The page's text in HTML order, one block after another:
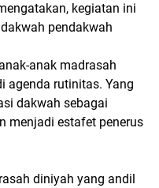
kegiatan ini
pendakwah
anak madrasah
agenda rutinitas. Yang
dakwah sebagai
menjadi estafet penerus
diniyah yang andil